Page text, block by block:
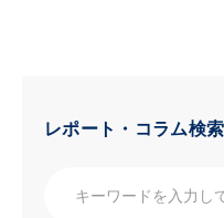
レポート・コラム検索